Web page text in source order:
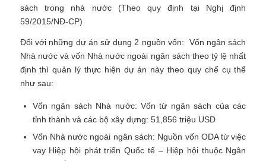
sách trong nhà nước (Theo quy định tại Nghị định
59/2015/NĐ-CP)
Đối với những dự án sử dụng 2 nguồn vốn: Vốn ngân sách
Nhà nước và vốn Nhà nước ngoài ngân sách theo tỷ lệ nhất
định thì quản lý thực hiện dự án này theo quy chế cụ thể
như sau:
Vốn ngân sách Nhà nước: Vốn từ ngân sách của các
tỉnh thành và các bộ xây dựng: 51,856 triệu USD
Vốn Nhà nước ngoài ngân sách: Nguồn vốn ODA từ việc
vay Hiệp hội phát triển Quốc tế – Hiệp hội thuộc Ngân